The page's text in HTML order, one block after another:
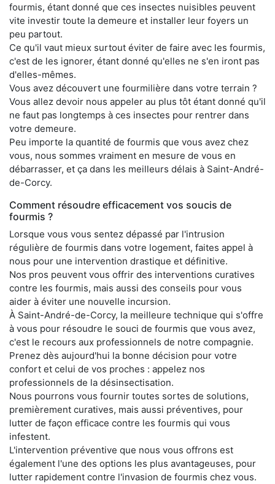
fourmis, étant donné que ces insectes nuisibles peuvent
vite investir toute la demeure et installer leur foyers un
peu partout.
Ce qu'il vaut mieux surtout éviter de faire avec les fourmis,
c'est de les ignorer, étant donné qu'elles ne s'en iront pas
d'elles-mêmes.
Vous avez découvert une fourmilière dans votre terrain ?
Vous allez devoir nous appeler au plus tôt étant donné qu'il
ne faut pas longtemps à ces insectes pour rentrer dans
votre demeure.
Peu importe la quantité de fourmis que vous avez chez
vous, nous sommes vraiment en mesure de vous en
débarrasser, et ça dans les meilleurs délais à Saint-André-
de-Corcy.
Comment résoudre efficacement vos soucis de
fourmis ?
Lorsque vous vous sentez dépassé par l'intrusion
régulière de fourmis dans votre logement, faites appel à
nous pour une intervention drastique et définitive.
Nos pros peuvent vous offrir des interventions curatives
contre les fourmis, mais aussi des conseils pour vous
aider à éviter une nouvelle incursion.
À Saint-André-de-Corcy, la meilleure technique qui s'offre
à vous pour résoudre le souci de fourmis que vous avez,
c'est le recours aux professionnels de notre compagnie.
Prenez dès aujourd'hui la bonne décision pour votre
confort et celui de vos proches : appelez nos
professionnels de la désinsectisation.
Nous pourrons vous fournir toutes sortes de solutions,
premièrement curatives, mais aussi préventives, pour
lutter de façon efficace contre les fourmis qui vous
infestent.
L'intervention préventive que nous vous offrons est
également l'une des options les plus avantageuses, pour
lutter rapidement contre l'invasion de fourmis chez vous.